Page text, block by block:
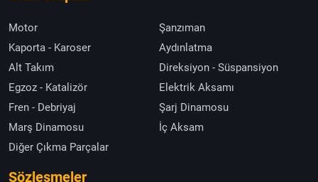
Motor
Şanzıman
Kaporta - Karoser
Aydınlatma
Alt Takım
Direksiyon - Süspansiyon
Egzoz - Katalizör
Elektrik Aksamı
Fren - Debriyaj
Şarj Dinamosu
Marş Dinamosu
İç Aksam
Diğer Çıkma Parçalar
Sözleşmeler